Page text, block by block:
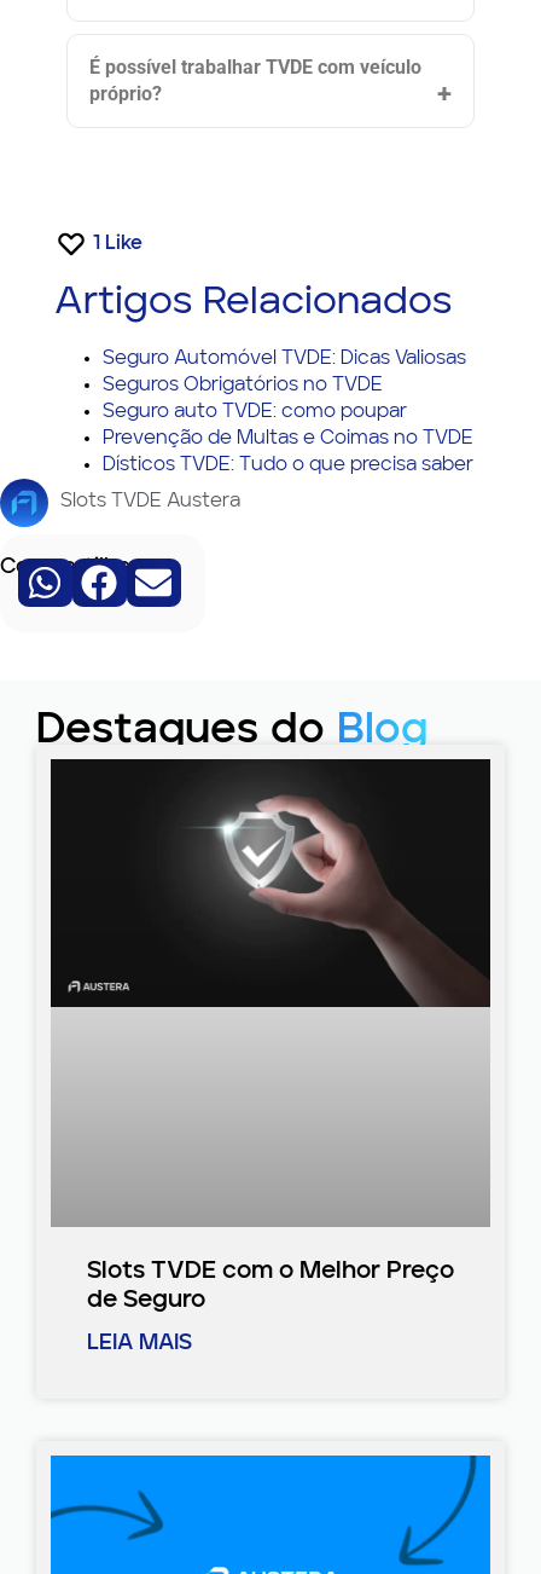
É possível trabalhar TVDE com veículo
próprio?
1 Like
Artigos Relacionados
Seguro Automóvel TVDE: Dicas Valiosas
Seguros Obrigatórios no TVDE
Seguro auto TVDE: como poupar
Prevenção de Multas e Coimas no TVDE
Dísticos TVDE: Tudo o que precisa saber
Slots TVDE Austera
Compartilhe:
Destaques do Blog
Slots TVDE com o Melhor Preço
de Seguro
LEIA MAIS